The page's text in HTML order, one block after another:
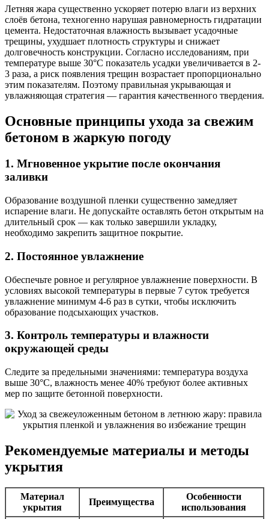
Летняя жара существенно ускоряет потерю влаги из верхних
слоёв бетона, техногенно нарушая равномерность гидратации
цемента. Недостаточная влажность вызывает усадочные
трещины, ухудшает плотность структуры и снижает
долговечность конструкции. Согласно исследованиям, при
температуре выше 30°C показатель усадки увеличивается в 2-
3 раза, а риск появления трещин возрастает пропорционально
этим показателям. Поэтому правильная укрывающая и
увлажняющая стратегия — гарантия качественного твердения.
Основные принципы ухода за свежим
бетоном в жаркую погоду
1. Мгновенное укрытие после окончания
заливки
Образование воздушной пленки существенно замедляет
испарение влаги. Не допускайте оставлять бетон открытым на
длительный срок — как только завершили укладку,
необходимо закрепить защитное покрытие.
2. Постоянное увлажнение
Обеспечьте ровное и регулярное увлажнение поверхности. В
условиях высокой температуры в первые 7 суток требуется
увлажнение минимум 4-6 раз в сутки, чтобы исключить
образование подсыхающих участков.
3. Контроль температуры и влажности
окружающей среды
Следите за предельными значениями: температура воздуха
выше 30°C, влажность менее 40% требуют более активных
мер по защите бетонной поверхности.
Рекомендуемые материалы и методы
укрытия
Материал
укрытия
Преимущества
Особенности
использования